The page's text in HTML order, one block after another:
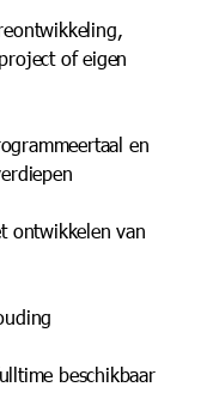
of eigen
en
ontwikkelen van
beschikbaar